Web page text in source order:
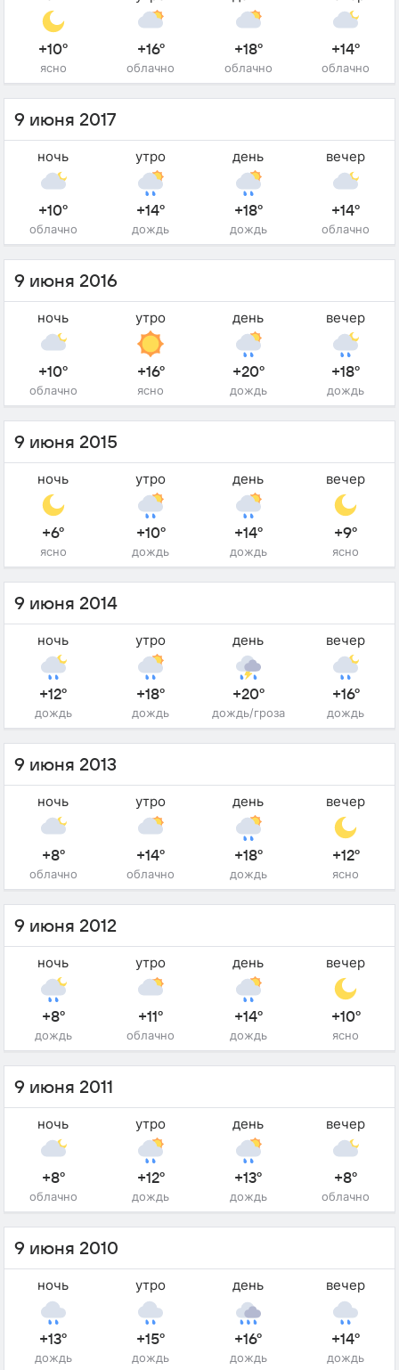
+10°
ясно
+16°
облачно
+18°
облачно
+14°
облачно
9 июня 2017
ночь
+10°
облачно
утро
+14°
дождь
день
+18°
дождь
вечер
+14°
облачно
9 июня 2016
ночь
+10°
облачно
утро
+16°
ясно
день
+20°
дождь
вечер
+18°
дождь
9 июня 2015
ночь
+6°
ясно
утро
+10°
дождь
день
+14°
дождь
вечер
+9°
ясно
9 июня 2014
ночь
+12°
дождь
утро
+18°
дождь
день
+20°
дождь/гроза
вечер
+16°
дождь
9 июня 2013
ночь
+8°
облачно
утро
+14°
облачно
день
+18°
дождь
вечер
+12°
ясно
9 июня 2012
ночь
+8°
дождь
утро
+11°
облачно
день
+14°
дождь
вечер
+10°
ясно
9 июня 2011
ночь
+8°
облачно
утро
+12°
дождь
день
+13°
дождь
вечер
+8°
облачно
9 июня 2010
ночь
+13°
дождь
утро
+15°
дождь
день
+16°
дождь
вечер
+14°
дождь